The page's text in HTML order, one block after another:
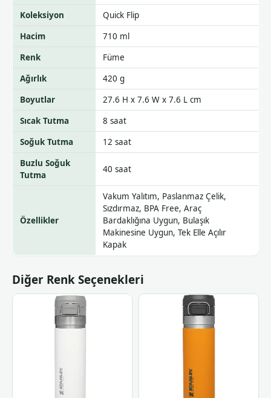
Koleksiyon
Quick Flip
Hacim
710 ml
Renk
Füme
Ağırlık
420 g
Boyutlar
27.6 H x 7.6 W x 7.6 L cm
Sıcak Tutma
8 saat
Soğuk Tutma
12 saat
Buzlu Soğuk
Tutma
40 saat
Özellikler
Vakum Yalıtım, Paslanmaz Çelik,
Sızdırmaz, BPA Free, Araç
Bardaklığına Uygun, Bulaşık
Makinesine Uygun, Tek Elle Açılır
Kapak
Diğer Renk Seçenekleri